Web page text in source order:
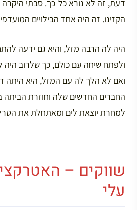
דעת, זה לא נורא כל-כך. סבתי
הקזינו. זה היה אחד הבילויים
היה לה הרבה מזל, והיא גם ידעה
ולפתח שיחה עם כולם, כך שלרוב היה
ואם לא הלך לה עם המזל, היא היתה
החברים החדשים שלה וחוזרת הביתה
למחרת יוצאת לים ומאתחלת את
שווקים –
עלי